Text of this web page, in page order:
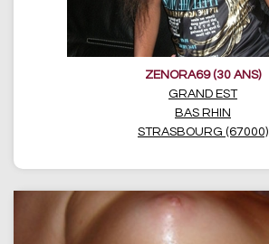
ZENORA69 (30 ANS)
GRAND EST
BAS RHIN
STRASBOURG (67000)